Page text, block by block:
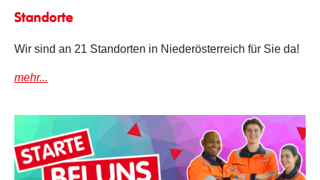
Standorte in NÖ
Standorte
Wir sind an 21 Standorten in Niederösterreich für Sie da!
mehr...